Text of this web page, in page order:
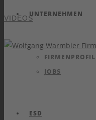
UNTERNEHMEN
FIRMENPROFIL
JOBS
ESD
VIDEOS